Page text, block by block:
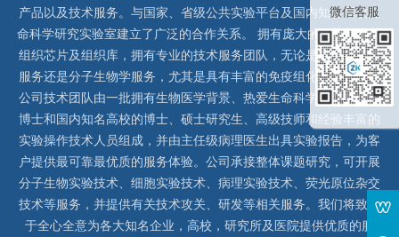
产品以及技术服务。与国家、省级公共实验平台及国内知名高校生
命科学研究实验室建立了广泛的合作关系。 拥有庞大的石蜡、冰冻
组织芯片及组织库，拥有专业的技术服务团队，无论是形态病理学
服务还是分子生物学服务，尤其是具有丰富的免疫组化实验经验，
公司技术团队由一批拥有生物医学背景、热爱生命科学研究的留美
博士和国内知名高校的博士、硕士研究生、高级技师和经验丰富的
实验操作技术人员组成，并由主任级病理医生出具实验报告，为客
户提供最可靠最优质的服务体验。公司承接整体课题研究，可开展
分子生物实验技术、细胞实验技术、病理实验技术、荧光原位杂交
技术等服务，并提供有关技术攻关、研发等相关服务。我们将致力
于全心全意为各大知名企业，高校，研究所及医院提供优质的服
微信客服